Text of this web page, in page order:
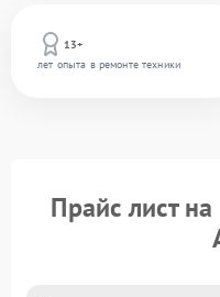
13+
лет опыта в ремонте техники
Прайс лист